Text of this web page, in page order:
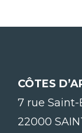
CÔTES
7 rue
22000